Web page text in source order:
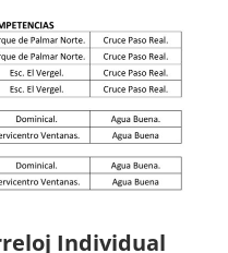
Individual